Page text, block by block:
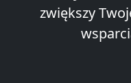
zwiększy